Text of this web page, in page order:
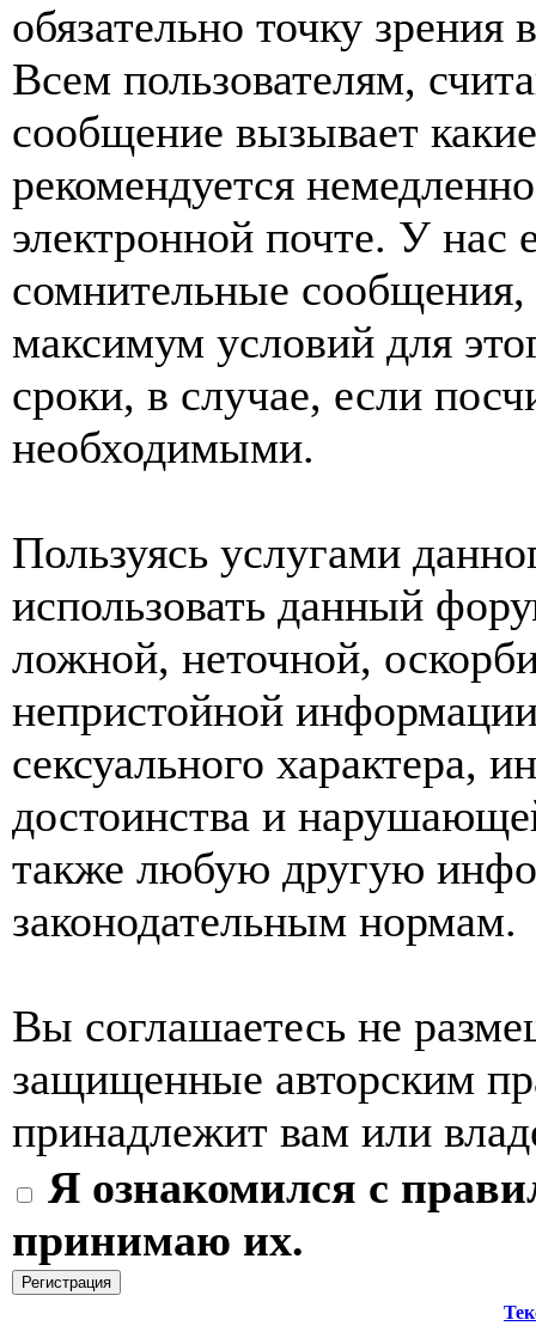
обязательно точку
Всем пользователям,
сообщение вызывает
рекомендуется
электронной почте. У нас
сомнительные
максимум условий для
сроки, в случае, если
необходимыми.
Пользуясь услугами
использовать данный
ложной, неточной,
непристойной
сексуального характера,
достоинства и
также любую другую
законодательным нормам.
Вы соглашаетесь не
защищенные авторским
принадлежит вам или
Я ознакомился с
принимаю их.